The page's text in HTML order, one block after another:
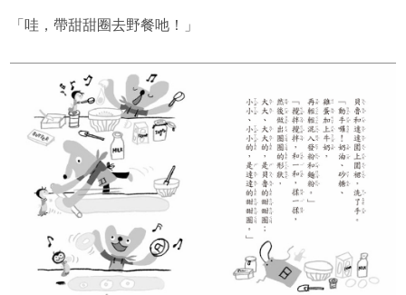
「哇，帶甜甜圈去野餐吔！」